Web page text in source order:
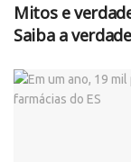
Mitos e
Saiba a